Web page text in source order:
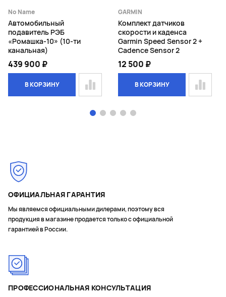
No Name
Автомобильный
подавитель РЭБ
«Ромашка-10» (10-ти
канальная)
439 900 ₽
В КОРЗИНУ
GARMIN
Комплект датчиков
скорости и каденса
Garmin Speed Sensor 2 +
Cadence Sensor 2
12 500 ₽
В КОРЗИНУ
ОФИЦИАЛЬНАЯ ГАРАНТИЯ
Мы являемся официальными дилерами, поэтому вся
продукция в магазине продается только с официальной
гарантией в России.
ПРОФЕССИОНАЛЬНАЯ КОНСУЛЬТАЦИЯ